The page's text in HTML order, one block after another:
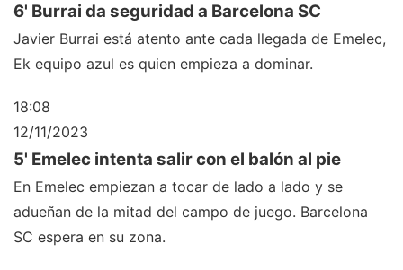
6' Burrai da seguridad a Barcelona SC
Javier Burrai está atento ante cada llegada de Emelec,
Ek equipo azul es quien empieza a dominar.
18:08
12/11/2023
5' Emelec intenta salir con el balón al pie
En Emelec empiezan a tocar de lado a lado y se
adueñan de la mitad del campo de juego. Barcelona
SC espera en su zona.